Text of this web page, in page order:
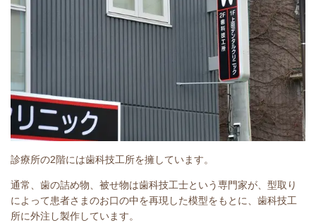
診療所の2階には歯科技工所を擁しています。
通常、歯の詰め物、被せ物は歯科技工士という専門家が、型取り
によって患者さまのお口の中を再現した模型をもとに、歯科技工
所に外注し製作しています。